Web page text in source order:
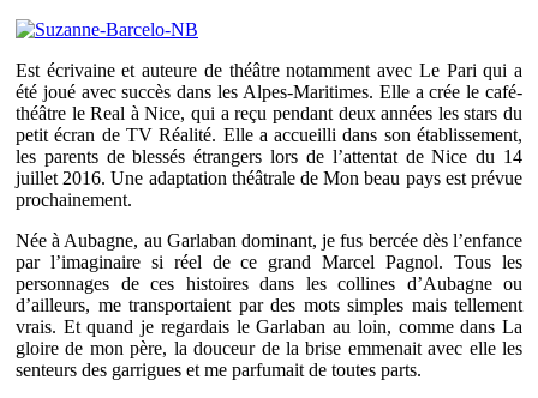
Est écrivaine et auteure de théâtre notamment avec Le Pari qui a
été joué avec succès dans les Alpes-Maritimes. Elle a crée le café-
théâtre le Real à Nice, qui a reçu pendant deux années les stars du
petit écran de TV Réalité. Elle a accueilli dans son établissement,
les parents de blessés étrangers lors de l’attentat de Nice du 14
juillet 2016. Une adaptation théâtrale de Mon beau pays est prévue
prochainement.
Née à Aubagne, au Garlaban dominant, je fus bercée dès l’enfance
par l’imaginaire si réel de ce grand Marcel Pagnol. Tous les
personnages de ces histoires dans les collines d’Aubagne ou
d’ailleurs, me transportaient par des mots simples mais tellement
vrais. Et quand je regardais le Garlaban au loin, comme dans La
gloire de mon père, la douceur de la brise emmenait avec elle les
senteurs des garrigues et me parfumait de toutes parts.